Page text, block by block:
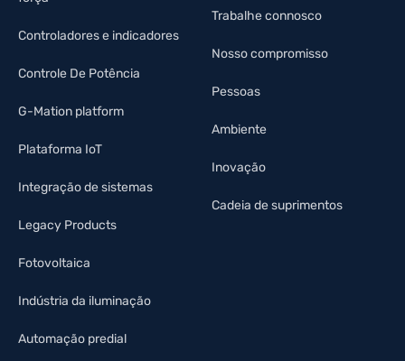
Controladores e indicadores
Controle De Potência
G-Mation platform
Plataforma IoT
Integração de sistemas
Legacy Products
Fotovoltaica
Indústria da iluminação
Automação predial
Trabalhe connosco
Nosso compromisso
Pessoas
Ambiente
Inovação
Cadeia de suprimentos